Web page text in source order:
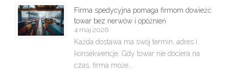
Firma spedycyjna pomaga firmom dowieźć
towar bez nerwów i opóźnień
4 maj 2026
Każda dostawa ma swój termin, adres i
konsekwencje. Gdy towar nie dociera na
czas, firma może...